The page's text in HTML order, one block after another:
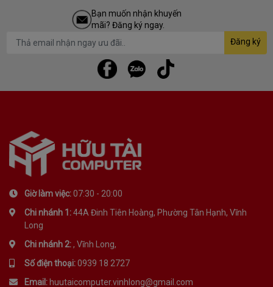
Bạn muốn nhận khuyến
mãi? Đăng ký ngay.
Đăng ký
Giờ làm việc:07:30 - 20:00
Chi nhánh 1:44A Đinh Tiên Hoàng, Phường Tân Hạnh, Vĩnh
Long
Chi nhánh 2:, Vĩnh Long,
Số điện thoại:0939 18 2727
Email: huutaicomputer.vinhlong@gmail.com